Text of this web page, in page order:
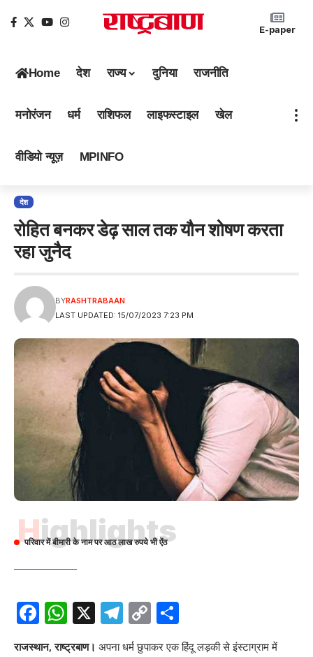
E-paper
Home देश राज्य दुनिया राजनीति
मनोरंजन धर्म राशिफल लाइफस्टाइल खेल
वीडियो न्यूज़ MPINFO
देश
रोहित बनकर डेढ़ साल तक यौन शोषण करता
रहा जुनैद
LAST UPDATED: 15/07/2023 7:23 PM
BYRASHTRABAAN
Highlights
परिवार में बीमारी के नाम पर आठ लाख रुपये भी ऐंठ
Facebook
WhatsApp
X Telegram
Copy
Link
राजस्थान, राष्ट्रबाण। अपना धर्म छुपाकर एक हिंदू लड़की से इंस्टाग्राम में